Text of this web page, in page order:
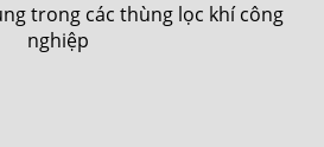
trong các thùng lọc khí công
nghiệp